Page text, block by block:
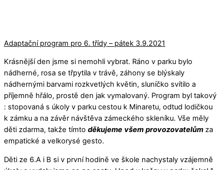
Adaptační program pro 6. třídy – pátek 3.9.2021
Krásnější den jsme si nemohli vybrat. Ráno v parku bylo
nádherné, rosa se třpytila v trávě, záhony se blýskaly
nádhernými barvami rozkvetlých květin, sluníčko svítilo a
příjemně hřálo, prostě den jak vymalovaný. Program byl takový
: stopovaná s úkoly v parku cestou k Minaretu, odtud lodičkou
k zámku a na závěr návštěva zámeckého skleníku. Vše měly
děti zdarma, takže tímto děkujeme všem provozovatelům za
empatické a velkorysé gesto.
Děti ze 6.A i B si v první hodině ve škole nachystaly vzájemně